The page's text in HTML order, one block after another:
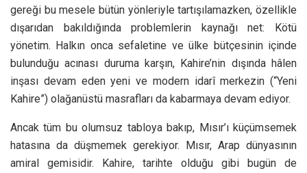
gereği bu mesele bütün yönleriyle tartışılamazken, özellikle
dışarıdan bakıldığında problemlerin kaynağı net: Kötü
yönetim. Halkın onca sefaletine ve ülke bütçesinin içinde
bulunduğu acınası duruma karşın, Kahire’nin dışında hâlen
inşası devam eden yeni ve modern idarî merkezin (“Yeni
Kahire”) olağanüstü masrafları da kabarmaya devam ediyor.
Ancak tüm bu olumsuz tabloya bakıp, Mısır’ı küçümsemek
hatasına da düşmemek gerekiyor. Mısır, Arap dünyasının
amiral gemisidir. Kahire, tarihte olduğu gibi bugün de